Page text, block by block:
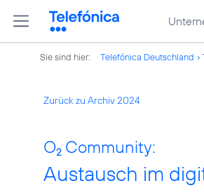
Sie sind hier: Telefónica Deutschland
Zurück zu Archiv 2024
O2 Community:
Austausch im